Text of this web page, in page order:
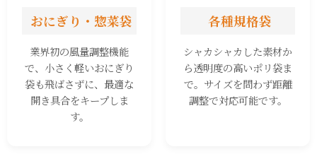
おにぎり・惣菜袋
業界初の風量調整機能
で、小さく軽いおにぎり
袋も飛ばさずに、最適な
開き具合をキープしま
す。
各種規格袋
シャカシャカした素材か
ら透明度の高いポリ袋ま
で。サイズを問わず距離
調整で対応可能です。